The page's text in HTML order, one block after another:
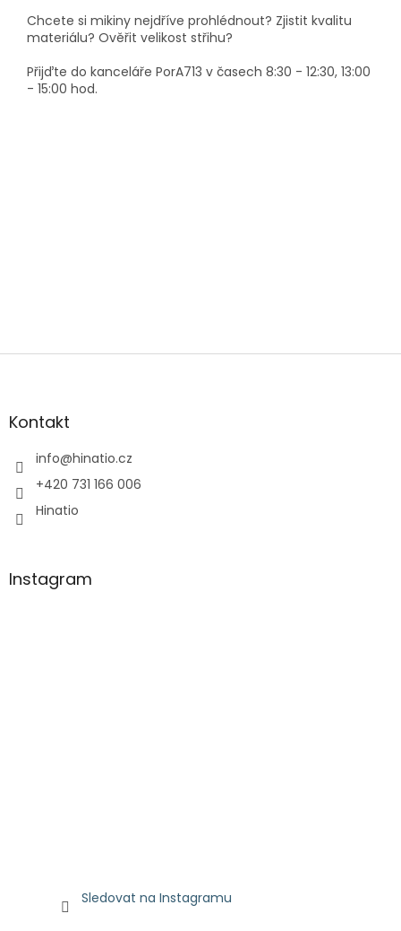
Chcete si mikiny nejdříve prohlédnout? Zjistit kvalitu
materiálu? Ověřit velikost střihu?
Přijďte do kanceláře PorA713 v časech 8:30 - 12:30, 13:00
- 15:00 hod.
Z
aKontakt
info@hinatio.cz
+420 731 166 006
Hinatio
Instagram
Sledovat na Instagramu